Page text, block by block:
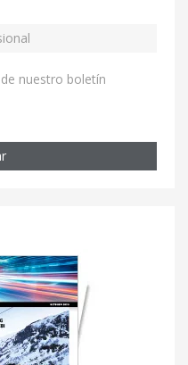
nuestro boletín